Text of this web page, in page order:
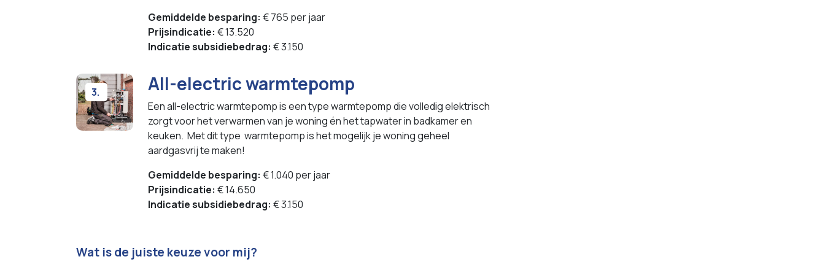
Gemiddelde besparing: € 765 per jaar
Prijsindicatie: € 13.520
Indicatie subsidiebedrag: € 3.150
3. All-electric warmtepomp
Een all-electric warmtepomp is een type warmtepomp die volledig elektrisch
zorgt voor het verwarmen van je woning én het tapwater in badkamer en
keuken. Met dit type warmtepomp is het mogelijk je woning geheel
aardgasvrij te maken!
Gemiddelde besparing: € 1.040 per jaar
Prijsindicatie: € 14.650
Indicatie subsidiebedrag: € 3.150
Wat is de juiste keuze voor mij?